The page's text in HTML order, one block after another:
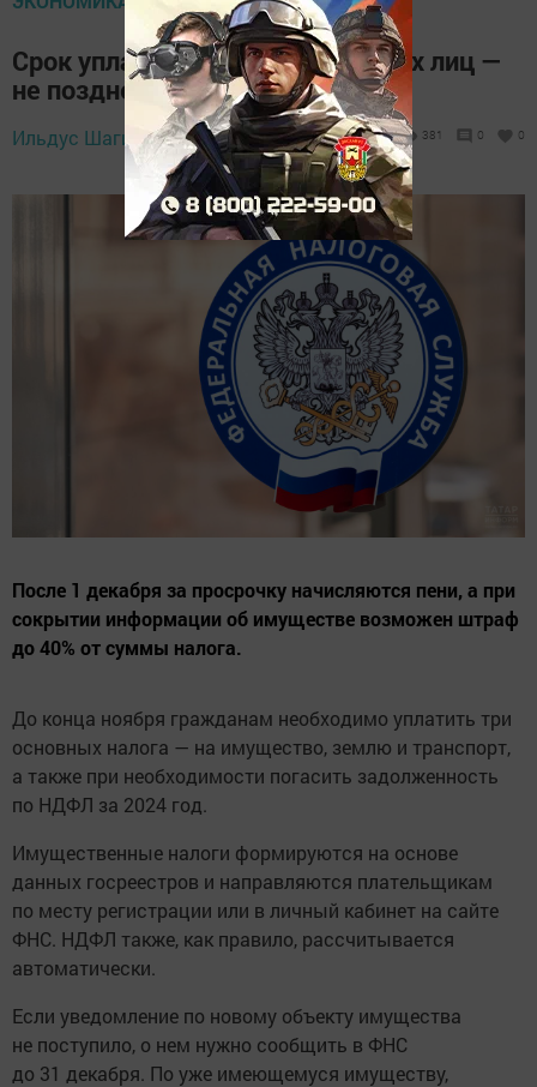
Срок уплаты налогов физических лиц —
не позднее 1 декабря 2025 года
Ильдус Шагиев, 28 ноября 2025 - 09:50 381 0 0
После 1 декабря за просрочку начисляются пени, а при
сокрытии информации об имуществе возможен штраф
до 40% от суммы налога.
До конца ноября гражданам необходимо уплатить три
основных налога — на имущество, землю и транспорт,
а также при необходимости погасить задолженность
по НДФЛ за 2024 год.
Имущественные налоги формируются на основе
данных госреестров и направляются плательщикам
по месту регистрации или в личный кабинет на сайте
ФНС. НДФЛ также, как правило, рассчитывается
автоматически.
Если уведомление по новому объекту имущества
не поступило, о нем нужно сообщить в ФНС
до 31 декабря. По уже имеющемуся имуществу,